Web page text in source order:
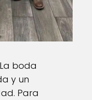
boda
y un
Para